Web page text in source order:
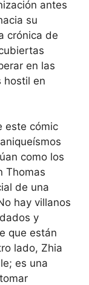
antes
su
crónica de
en las
hostil en
este cómic
como los
Thomas
de una
hay villanos
y
que están
lado, Zhia
es una